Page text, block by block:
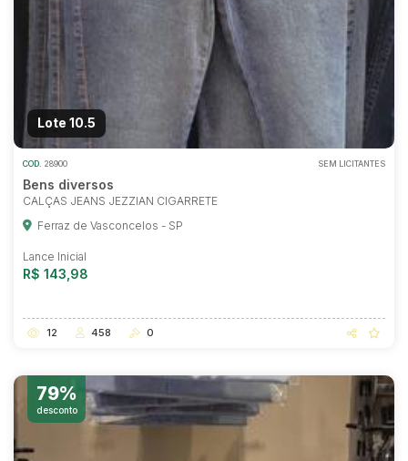
Lote 10.5
COD. 28900 SEM LICITANTES
Bens diversos
CALÇAS JEANS JEZZIAN CIGARRETE
Ferraz de Vasconcelos - SP
Lance Inicial
R$ 143,98
12 458 0
79%
desconto